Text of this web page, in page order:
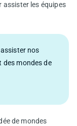
assister les équipes
nos
des mondes de
de mondes